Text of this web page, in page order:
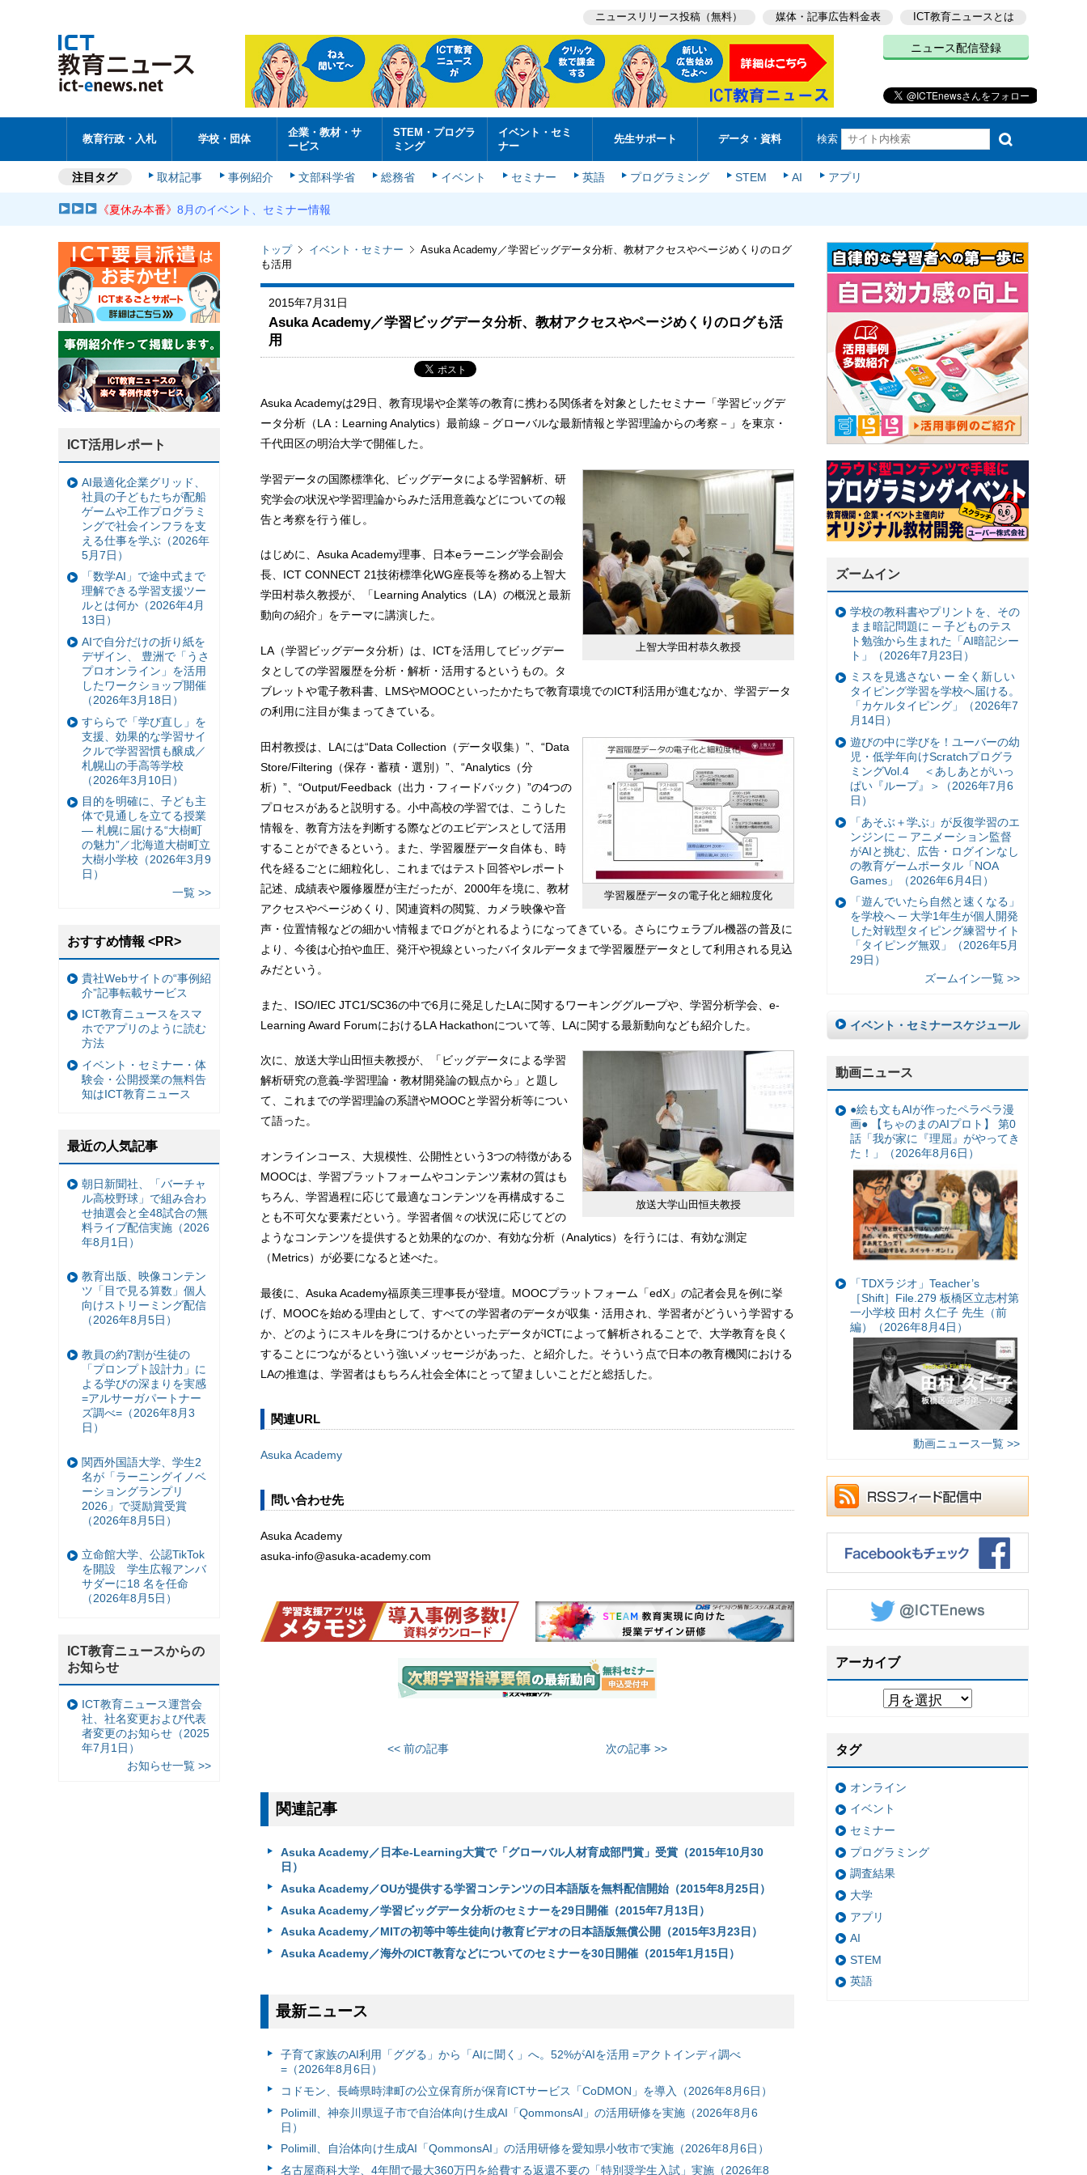
ニュースリリース投稿（無料） 媒体・記事広告料金表 ICT教育ニュースとは
ニュース配信登録
教育行政・入札 学校・団体
企業・教材・サ
ービス
STEM・プログラ
ミング
イベント・セミ
ナー
先生サポート データ・資料 検索
注目タグ 取材記事 事例紹介 文部科学省 総務省 イベント セミナー 英語 プログラミング STEM AI アプリ
《夏休み本番》8月のイベント、セミナー情報
トップ イベント・セミナー
Asuka Academy／学習ビッグデータ分析、教材アクセスやページめくりのログ
も活用
2015年7月31日
Asuka Academy／学習ビッグデータ分析、教材アクセスやページめくりのログも活
用
Asuka Academyは29日、教育現場や企業等の教育に携わる関係者を対象としたセミナー「学習ビッグデ
ータ分析（LA：Learning Analytics）最前線－グローバルな最新情報と学習理論からの考察－」を東京・
千代田区の明治大学で開催した。
上智大学田村恭久教授
学習データの国際標準化、ビッグデータによる学習解析、研
究学会の状況や学習理論からみた活用意義などについての報
告と考察を行う催し。
はじめに、Asuka Academy理事、日本eラーニング学会副会
長、ICT CONNECT 21技術標準化WG座長等を務める上智大
学田村恭久教授が、「Learning Analytics（LA）の概況と最新
動向の紹介」をテーマに講演した。
LA（学習ビッグデータ分析）は、ICTを活用してビッグデー
タとしての学習履歴を分析・解析・活用するというもの。タ
ブレットや電子教科書、LMSやMOOCといったかたちで教育環境でのICT利活用が進むなか、学習データ
の利用に注目が集まってきている。
学習履歴データの電⼦化と細粒度化
田村教授は、LAには“Data Collection（データ収集）”、“Data
Store/Filtering（保存・蓄積・選別）”、“Analytics（分
析）”、“Output/Feedback（出力・フィードバック）”の4つの
プロセスがあると説明する。小中高校の学習では、こうした
情報を、教育方法を判断する際などのエビデンスとして活用
することができるという。また、学習履歴データ自体も、時
代を経るごとに細粒化し、これまではテスト回答やレポート
記述、成績表や履修履歴が主だったが、2000年を境に、教材
アクセスやページめくり、関連資料の閲覧、カメラ映像や音
声・位置情報などの細かい情報までログがとれるようになってきている。さらにウェラブル機器の普及に
より、今後は心拍や血圧、発汗や視線といったバイタルデータまで学習履歴データとして利用される見込
みだという。
また、ISO/IEC JTC1/SC36の中で6月に発足したLAに関するワーキンググループや、学習分析学会、e-
Learning Award ForumにおけるLA Hackathonについて等、LAに関する最新動向なども紹介した。
放送大学山田恒夫教授
次に、放送大学山田恒夫教授が、「ビッグデータによる学習
解析研究の意義-学習理論・教材開発論の観点から」と題し
て、これまでの学習理論の系譜やMOOCと学習分析等につい
て語った。
オンラインコース、大規模性、公開性という3つの特徴がある
MOOCは、学習プラットフォームやコンテンツ素材の質はも
ちろん、学習過程に応じて最適なコンテンツを再構成するこ
とも不可欠な要素だという。学習者個々の状況に応じてどの
ようなコンテンツを提供すると効果的なのか、有効な分析（Analytics）を行うには、有効な測定
（Metrics）が必要になると述べた。
最後に、Asuka Academy福原美三理事長が登壇。MOOCプラットフォーム「edX」の記者会見を例に挙
げ、MOOCを始める理由として、すべての学習者のデータが収集・活用され、学習者がどういう学習する
か、どのようにスキルを身につけるかといったデータがICTによって解析されることで、大学教育を良く
することにつながるという強いメッセージがあった、と紹介した。そういう点で日本の教育機関における
LAの推進は、学習者はもちろん社会全体にとって望ましいことだと総括した。
関連URL
Asuka Academy
問い合わせ先
Asuka Academy
asuka-info@asuka-academy.com
<< 前の記事 次の記事 >>
関連記事
Asuka Academy／日本e-Learning大賞で「グローバル人材育成部門賞」受賞（2015年10月30
日）
Asuka Academy／OUが提供する学習コンテンツの日本語版を無料配信開始（2015年8月25日）
Asuka Academy／学習ビッグデータ分析のセミナーを29日開催（2015年7月13日）
Asuka Academy／MITの初等中等生徒向け教育ビデオの日本語版無償公開（2015年3月23日）
Asuka Academy／海外のICT教育などについてのセミナーを30日開催（2015年1月15日）
最新ニュース
子育て家族のAI利用「ググる」から「AIに聞く」へ。52%がAIを活用 =アクトインディ調べ
=（2026年8月6日）
コドモン、長崎県時津町の公立保育所が保育ICTサービス「CoDMON」を導入（2026年8月6日）
Polimill、神奈川県逗子市で自治体向け生成AI「QommonsAI」の活用研修を実施（2026年8月6
日）
Polimill、自治体向け生成AI「QommonsAI」の活用研修を愛知県小牧市で実施（2026年8月6日）
名古屋商科大学、4年間で最大360万円を給費する返還不要の「特別奨学生入試」実施（2026年8
ズームイン
学校の教科書やプリントを、その
まま暗記問題に ─ 子どものテス
ト勉強から生まれた「AI暗記シー
ト」（2026年7月23日）
ミスを見逃さない ー 全く新しい
タイピング学習を学校へ届ける。
「カケルタイピング」（2026年7
月14日）
遊びの中に学びを！ユーバーの幼
児・低学年向けScratchプログラ
ミングVol.4 ＜あしあとがいっ
ぱい『ループ』＞（2026年7月6
日）
「あそぶ＋学ぶ」が反復学習のエ
ンジンに ─ アニメーション監督
がAIと挑む、広告・ログインなし
の教育ゲームポータル「NOA
Games」（2026年6月4日）
「遊んでいたら自然と速くなる」
を学校へ ─ 大学1年生が個人開発
した対戦型タイピング練習サイト
「タイピング無双」（2026年5月
29日）
ズームイン一覧 >>
イベント・セミナースケジュール
動画ニュース
●絵も文もAIが作ったペラペラ漫
画● 【ちゃのまのAIプロト】 第0
話「我が家に『理屈』がやってき
た！」（2026年8月6日）
「TDXラジオ」Teacher’s
［Shift］File.279 板橋区立志村第
一小学校 田村 久仁子 先生（前
編）（2026年8月4日）
動画ニュース一覧 >>
アーカイブ
タグ
オンライン
イベント
セミナー
プログラミング
調査結果
大学
アプリ
AI
STEM
英語
ICT活用レポート
AI最適化企業グリッド、
社員の子どもたちが配船
ゲームや工作プログラミ
ングで社会インフラを支
える仕事を学ぶ（2026年
5月7日）
「数学AI」で途中式まで
理解できる学習支援ツー
ルとは何か（2026年4月
13日）
AIで自分だけの折り紙を
デザイン、 豊洲で「うさ
プロオンライン」を活用
したワークショップ開催
（2026年3月18日）
すららで「学び直し」を
支援、効果的な学習サイ
クルで学習習慣も醸成／
札幌山の手高等学校
（2026年3月10日）
目的を明確に、子ども主
体で見通しを立てる授業
— 札幌に届ける“大樹町
の魅力”／北海道大樹町立
大樹小学校（2026年3月9
日）
一覧 >>
おすすめ情報 <PR>
貴社Webサイトの“事例紹
介”記事転載サービス
ICT教育ニュースをスマ
ホでアプリのように読む
方法
イベント・セミナー・体
験会・公開授業の無料告
知はICT教育ニュース
最近の人気記事
朝日新聞社、「バーチャ
ル高校野球」で組み合わ
せ抽選会と全48試合の無
料ライブ配信実施（2026
年8月1日）
教育出版、映像コンテン
ツ「目で見る算数」個人
向けストリーミング配信
（2026年8月5日）
教員の約7割が生徒の
「プロンプト設計力」に
よる学びの深まりを実感
=アルサーガパートナー
ズ調べ=（2026年8月3
日）
関西外国語大学、学生2
名が「ラーニングイノベ
ーショングランプリ
2026」で奨励賞受賞
（2026年8月5日）
立命館大学、公認TikTok
を開設 学生広報アンバ
サダーに18 名を任命
（2026年8月5日）
ICT教育ニュースからの
お知らせ
ICT教育ニュース運営会
社、社名変更および代表
者変更のお知らせ（2025
年7月1日）
お知らせ一覧 >>